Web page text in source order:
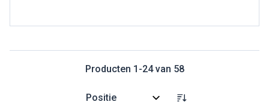
Producten 1 -24van 58
Sorteer op: